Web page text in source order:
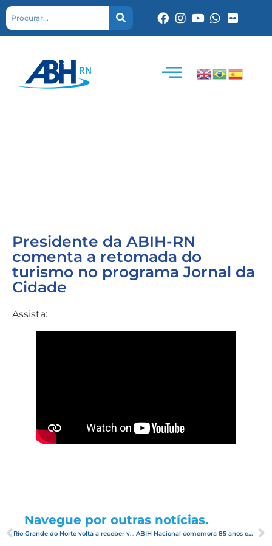
Presidente da ABIH-RN
comenta a retomada do
turismo no programa Jornal da
Cidade
Assista:
Navegue por outras notícias.
Rio Grande do Norte volta a receber voo direto entre Lisboa e Natal ABIH Nacional comemora 85 anos em sessão solene no Senado Federal